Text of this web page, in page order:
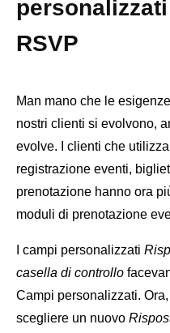
RSVP
Man mano che le
nostri clienti si evolvono,
evolve. I clienti che
registrazione eventi,
prenotazione hanno ora
moduli di prenotazione
I campi personalizzati
casella di controllo
Campi personalizzati.
scegliere un nuovo